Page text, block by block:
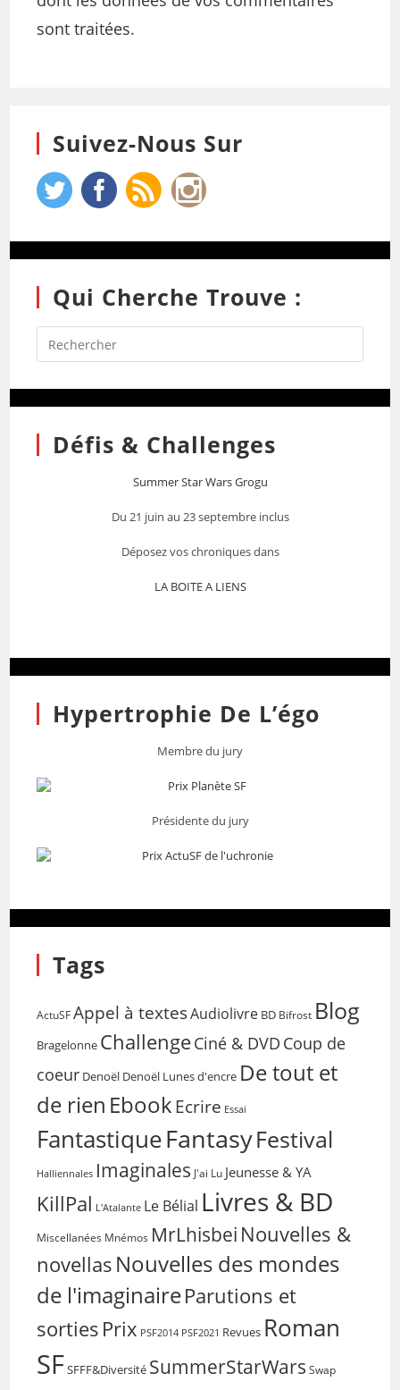
sont traitées.
Suivez-Nous Sur
Qui Cherche Trouve :
Défis & Challenges
Summer Star Wars Grogu
Du 21 juin au 23 septembre inclus
Déposez vos chroniques dans
LA BOITE A LIENS
Hypertrophie De L’égo
Membre du jury
Présidente du jury
Tags
ActuSF Appel à textesAudiolivre BD Bifrost Blog
Bragelonne ChallengeCiné & DVD Coup de
coeur Denoël Denoël Lunes d'encre De tout et
de rien EbookEcrire Essai
FantastiqueFantasyFestival
Halliennales Imaginales J'ai Lu Jeunesse & YA
KillPal L'Atalante Le Bélial Livres & BD
Miscellanées Mnémos MrLhisbei Nouvelles &
novellas Nouvelles des mondes
de l'imaginaireParutions et
sorties Prix PSF2014 PSF2021 Revues Roman
SFSFFF&Diversité SummerStarWars Swap